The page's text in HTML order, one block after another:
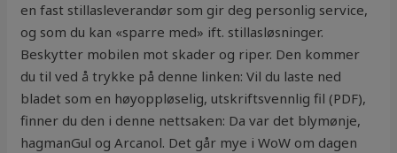
en fast stillasleverandør som gir deg personlig service,
og som du kan «sparre med» ift. stillasløsninger.
Beskytter mobilen mot skader og riper. Den kommer
du til ved å trykke på denne linken: Vil du laste ned
bladet som en høyoppløselig, utskriftsvennlig fil (PDF),
finner du den i denne nettsaken: Da var det blymønje,
hagmanGul og Arcanol. Det går mye i WoW om dagen